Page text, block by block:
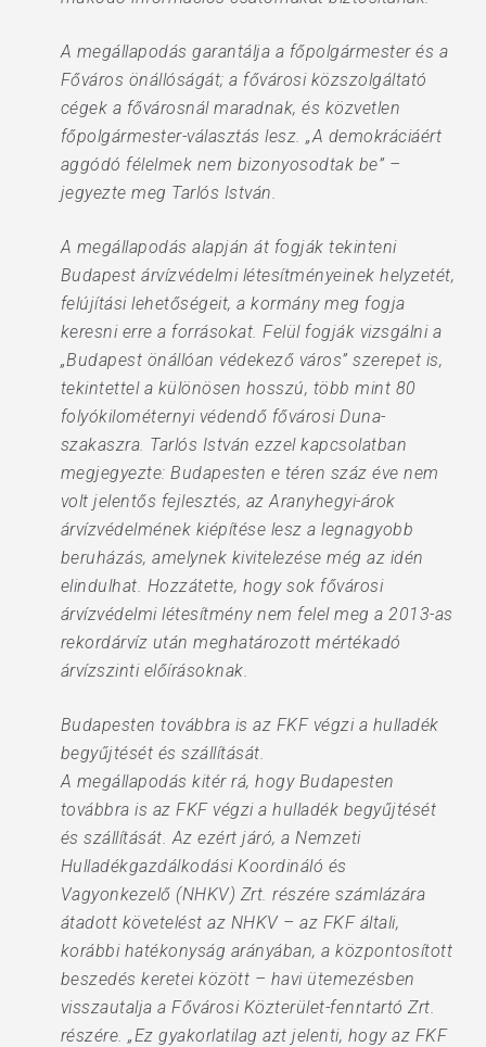
A megállapodás garantálja a főpolgármester és a
Főváros önállóságát; a fővárosi közszolgáltató
cégek a fővárosnál maradnak, és közvetlen
főpolgármester-választás lesz. „A demokráciáért
aggódó félelmek nem bizonyosodtak be” –
jegyezte meg Tarlós István.
A megállapodás alapján át fogják tekinteni
Budapest árvízvédelmi létesítményeinek helyzetét,
felújítási lehetőségeit, a kormány meg fogja
keresni erre a forrásokat. Felül fogják vizsgálni a
„Budapest önállóan védekező város” szerepet is,
tekintettel a különösen hosszú, több mint 80
folyókilométernyi védendő fővárosi Duna-
szakaszra. Tarlós István ezzel kapcsolatban
megjegyezte: Budapesten e téren száz éve nem
volt jelentős fejlesztés, az Aranyhegyi-árok
árvízvédelmének kiépítése lesz a legnagyobb
beruházás, amelynek kivitelezése még az idén
elindulhat. Hozzátette, hogy sok fővárosi
árvízvédelmi létesítmény nem felel meg a 2013-as
rekordárvíz után meghatározott mértékadó
árvízszinti előírásoknak.
Budapesten továbbra is az FKF végzi a hulladék
begyűjtését és szállítását.
A megállapodás kitér rá, hogy Budapesten
továbbra is az FKF végzi a hulladék begyűjtését
és szállítását. Az ezért járó, a Nemzeti
Hulladékgazdálkodási Koordináló és
Vagyonkezelő (NHKV) Zrt. részére számlázára
átadott követelést az NHKV – az FKF általi,
korábbi hatékonyság arányában, a központosított
beszedés keretei között – havi ütemezésben
visszautalja a Fővárosi Közterület-fenntartó Zrt.
részére. „Ez gyakorlatilag azt jelenti, hogy az FKF